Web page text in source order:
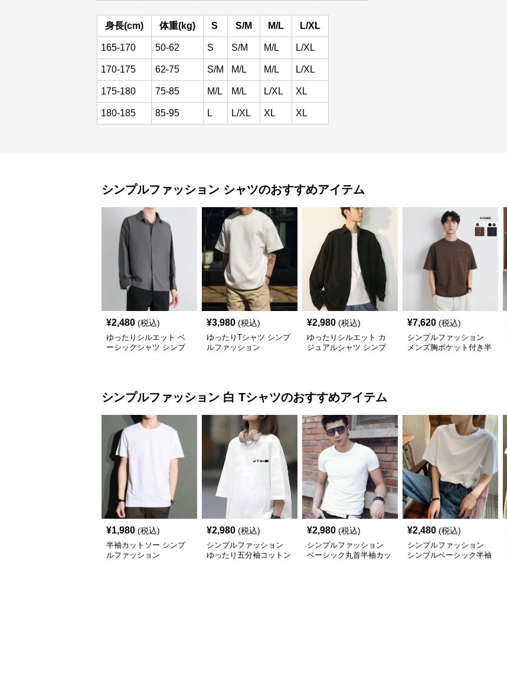
身長(cm) 体重(kg) S S/M M/L L/XL
165-170 50-62 S S/M M/L L/XL
170-175 62-75 S/M M/L M/L L/XL
175-180 75-85 M/L M/L L/XL XL
180-185 85-95 L L/XL XL XL
シンプルファッション シャツのおすすめアイテム
¥2,480 (税込)
ゆったりシルエット ベ
ーシックシャツ シンプ
¥3,980 (税込)
ゆったりTシャツ シンプ
ルファッション
¥2,980 (税込)
ゆったりシルエット カ
ジュアルシャツ シンプ
¥7,620 (税込)
シンプルファッション
メンズ胸ポケット付き半
シンプルファッション 白 Tシャツのおすすめアイテム
¥1,980 (税込)
半袖カットソー シンプ
ルファッション
¥2,980 (税込)
シンプルファッション
ゆったり五分袖コットン
¥2,980 (税込)
シンプルファッション
ベーシック丸首半袖カッ
¥2,480 (税込)
シンプルファッション
シンプルベーシック半袖